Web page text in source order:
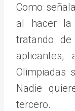
Como
al hacer la
tratando
Olimpiadas
Nadie
tercero.